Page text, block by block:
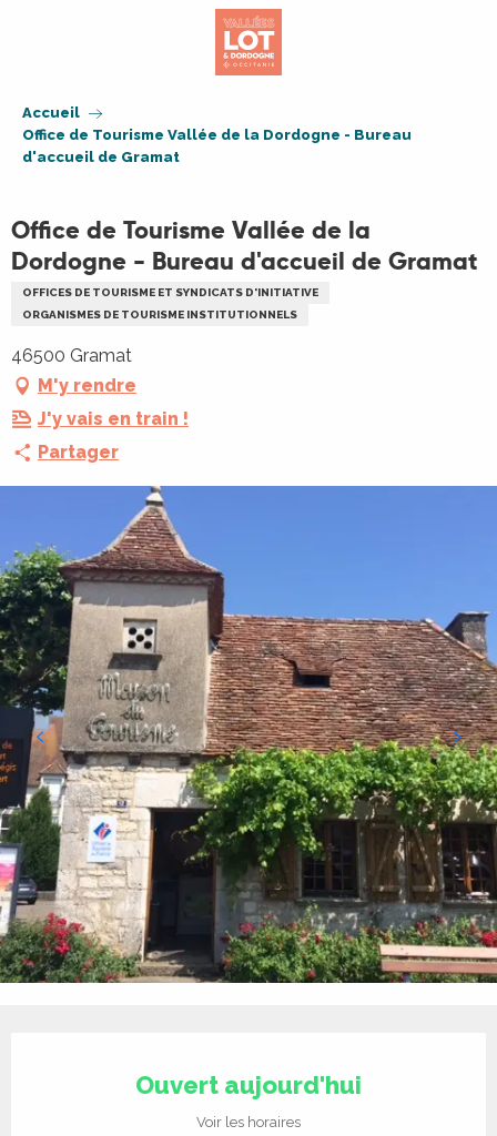
Accueil
Office de Tourisme Vallée de la Dordogne - Bureau
d'accueil de Gramat
Office de Tourisme Vallée de la
Dordogne - Bureau d'accueil de Gramat
OFFICES DE TOURISME ET SYNDICATS D'INITIATIVE
ORGANISMES DE TOURISME INSTITUTIONNELS
46500 Gramat
M'y rendre
J'y vais en train !
Partager
Ouvert aujourd'hui
Voir les horaires